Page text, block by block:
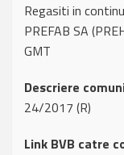
Regasiti in
PREFAB SA
GMT
Descriere
24/2017 (R)
Link BVB catre